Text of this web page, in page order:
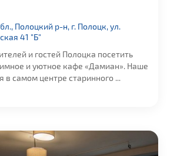
Полоцкий р-н, г. Полоцк, ул.
41 "Б"
и гостей Полоцка посетить
и уютное кафе «Дамиан». Наше
в самом центре старинного ...